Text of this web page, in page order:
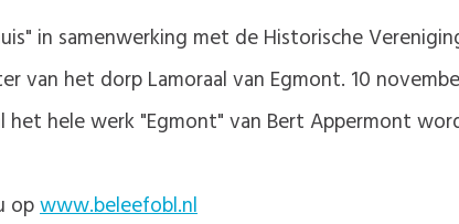
in samenwerking met de Historische
van het dorp Lamoraal van Egmont. 10
het hele werk "Egmont" van Bert Appermont
opwww.beleefobl.nl